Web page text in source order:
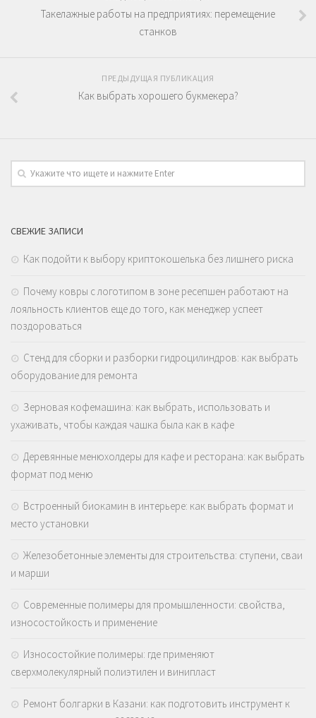
Такелажные работы на предприятиях: перемещение
станков
ПРЕДЫДУЩАЯ ПУБЛИКАЦИЯ
Как выбрать хорошего букмекера?
СВЕЖИЕ ЗАПИСИ
Как подойти к выбору криптокошелька без лишнего риска
Почему ковры с логотипом в зоне ресепшен работают на
лояльность клиентов еще до того, как менеджер успеет
поздороваться
Стенд для сборки и разборки гидроцилиндров: как выбрать
оборудование для ремонта
Зерновая кофемашина: как выбрать, использовать и
ухаживать, чтобы каждая чашка была как в кафе
Деревянные менюхолдеры для кафе и ресторана: как выбрать
формат под меню
Встроенный биокамин в интерьере: как выбрать формат и
место установки
Железобетонные элементы для строительства: ступени, сваи
и марши
Современные полимеры для промышленности: свойства,
износостойкость и применение
Износостойкие полимеры: где применяют
сверхмолекулярный полиэтилен и винипласт
Ремонт болгарки в Казани: как подготовить инструмент к